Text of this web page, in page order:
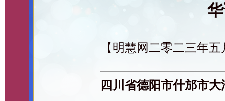
【明慧网二零二三年
四川省德阳市什邡市